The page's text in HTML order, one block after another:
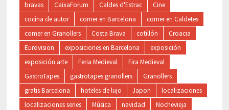
bravas
CaixaForum Caldes d'Estrac
Cine
cocina de autor
comer en Barcelona
comer en Caldetes
comer en Granollers
Costa Brava cotillón
Croacia
Eurovision
exposiciones en Barcelona
exposición
exposición arte
Feria Medieval
Fira Medieval
GastroTapes
gastrotapes granollers
Granollers
gratis Barcelona
hoteles de lujo Japon
localizaciones
localizaciones series
Música navidad
Nochevieja